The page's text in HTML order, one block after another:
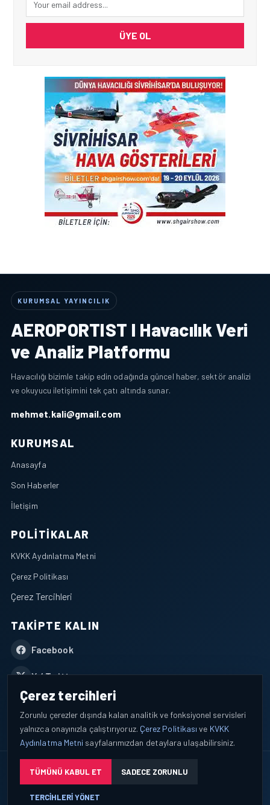
ÜYE OL
KURUMSAL YAYINCILIK
AEROPORTIST I Havacılık Veri
ve Analiz Platformu
Havacılığı bizimle takip edin odağında güncel haber, sektör analizi
ve okuyucu iletişimini tek çatı altında sunar.
mehmet.kali@gmail.com
KURUMSAL
Anasayfa
Son Haberler
İletişim
POLITIKALAR
KVKK Aydınlatma Metni
Çerez Politikası
Çerez Tercihleri
TAKIPTE KALIN
Facebook
X / Twitter
YouTube
WhatsApp
© 2026 AEROPORTIST I Havacılık Veri ve Analiz Platformu. Tüm
Okuyucu verileri yalnızca açık bilgilendirme ve tercih yönetimi
Çerez tercihleri
Zorunlu çerezler dışında kalan analitik ve fonksiyonel servisleri
yalnızca onayınızla çalıştırıyoruz. Çerez Politikası ve KVKK
Aydınlatma Metni sayfalarımızdan detaylara ulaşabilirsiniz.
TÜMÜNÜ KABUL ET SADECE ZORUNLU
TERCIHLERI YÖNET